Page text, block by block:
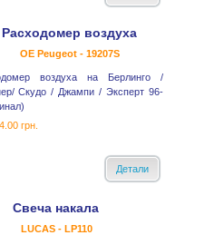
Расходомер воздуха
OE Peugeot - 19207S
воздуха на Берлинго /
Скудо / Джампи / Эксперт 96-
грн.
Детали
Свеча накала
LUCAS - LP110